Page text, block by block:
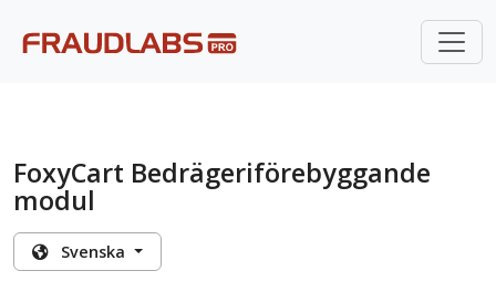
FoxyCart Bedrägeriförebyggande
modul
Svenska